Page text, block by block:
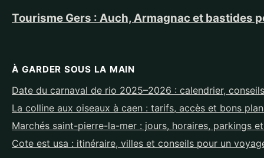
Tourisme Gers : Auch, Armagnac et bastides
À GARDER SOUS LA MAIN
Date du carnaval de rio 2025–2026 : calendrier,
La colline aux oiseaux à caen : tarifs, accès et bons
Marchés saint-pierre-la-mer : jours, horaires, parkings
Cote est usa : itinéraire, villes et conseils pour un